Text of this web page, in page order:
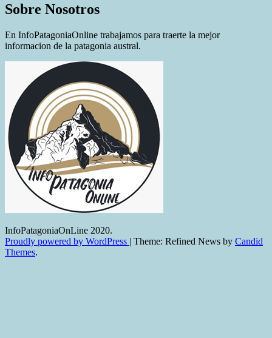
Sobre Nosotros
En InfoPatagoniaOnline trabajamos para traerte la mejor
informacion de la patagonia austral.
InfoPatagoniaOnLine 2020.
Proudly powered by WordPress | Theme: Refined News by Candid
Themes.